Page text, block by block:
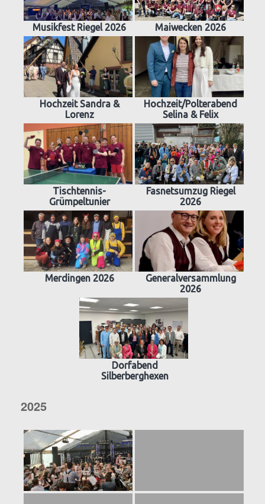
Musikfest Riegel 2026 Maiwecken 2026
Hochzeit Sandra &
Lorenz
Hochzeit/Polterabend
Selina & Felix
Tischtennis-
Grümpeltunier
Fasnetsumzug Riegel
2026
Merdingen 2026
Generalversammlung
2026
Dorfabend
Silberberghexen
2025